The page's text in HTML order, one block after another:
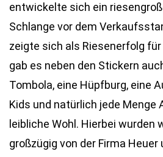
entwickelte sich ein
Schlange vor dem
zeigte sich als Riesenerfolg
gab es neben den Stickern
Tombola, eine Hüpfburg, eine
Kids und natürlich jede Menge
leibliche Wohl. Hierbei wurden
großzügig von der Firma